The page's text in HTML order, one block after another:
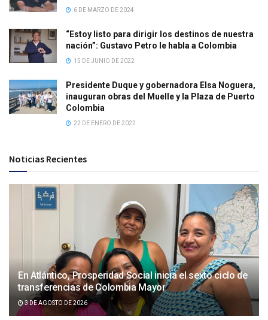
6 DE MARZO DE 2024
“Estoy listo para dirigir los destinos de nuestra
nación”: Gustavo Petro le habla a Colombia
15 DE JUNIO DE 2022
Presidente Duque y gobernadora Elsa Noguera,
inauguran obras del Muelle y la Plaza de Puerto
Colombia
22 DE ENERO DE 2022
Noticias Recientes
En Atlántico, Prosperidad Social inicia el sexto ciclo de
transferencias de Colombia Mayor
3 DE AGOSTO DE 2026